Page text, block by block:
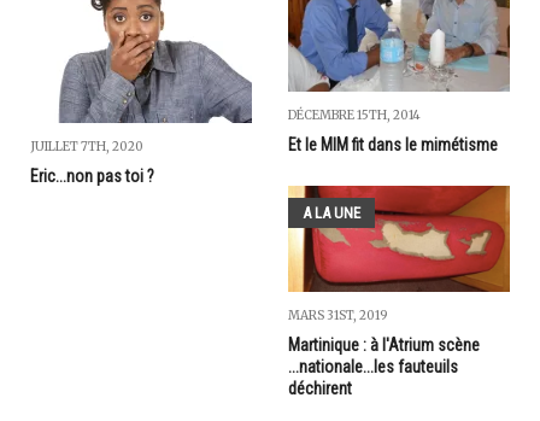
JUILLET 7TH, 2020
Eric...non pas toi ?
DÉCEMBRE 15TH, 2014
Et le MIM fit dans le mimétisme
A LA UNE
MARS 31ST, 2019
Martinique : à l'Atrium scène
...nationale...les fauteuils
déchirent